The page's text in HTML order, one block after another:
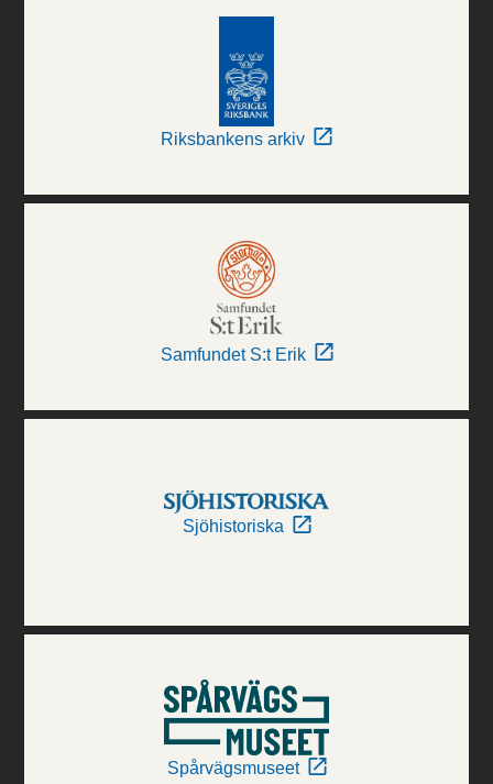
Riksbankens arkiv
Samfundet S:t Erik
Sjöhistoriska
Spårvägsmuseet